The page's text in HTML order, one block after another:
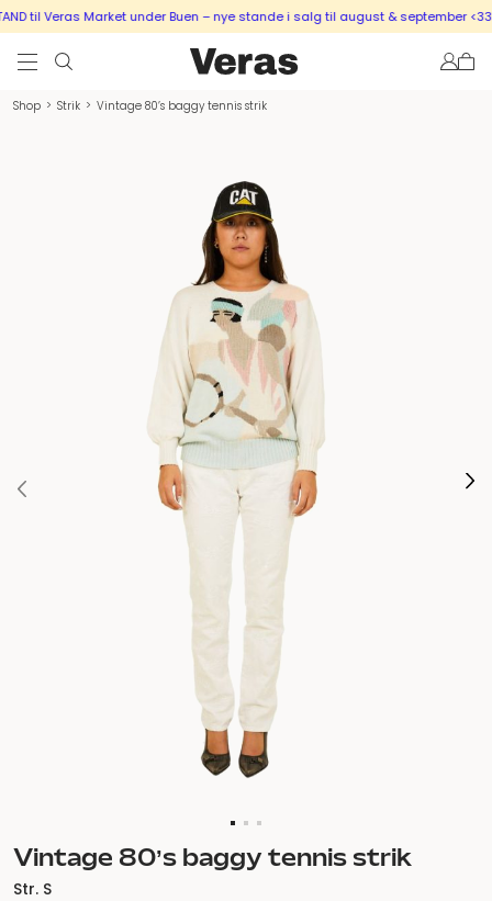
til Veras Market under Buen – nye stande i salg til august & september <333
Shop > Strik > Vintage 80’s baggy tennis strik
Vintage 80’s baggy tennis strik
Str. S